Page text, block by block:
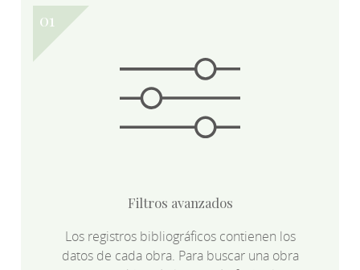
Filtros avanzados
Los registros bibliográficos contienen los
datos de cada obra. Para buscar una obra